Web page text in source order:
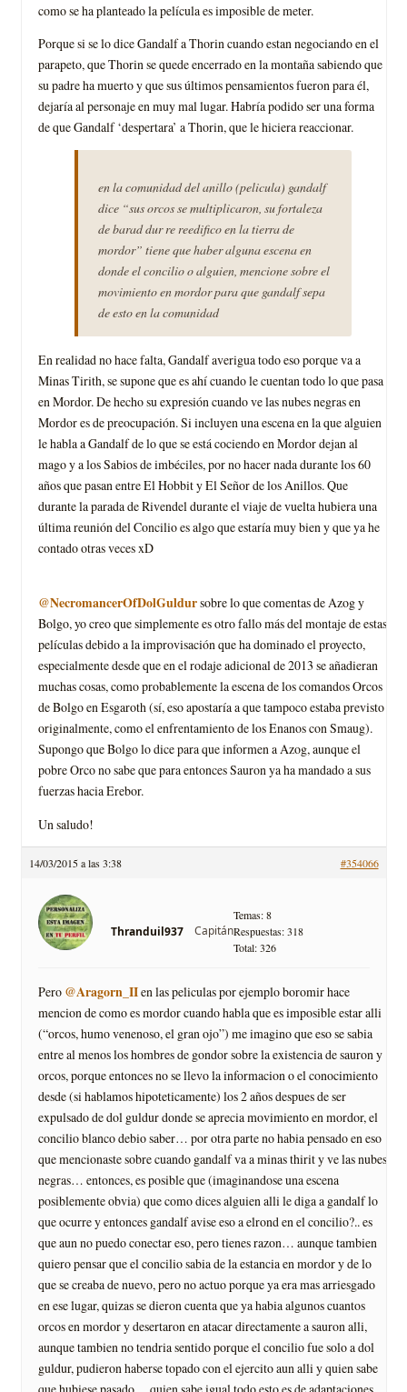
como se ha planteado la película es imposible de meter.
Porque si se lo dice Gandalf a Thorin cuando estan negociando en el
parapeto, que Thorin se quede encerrado en la montaña sabiendo que
su padre ha muerto y que sus últimos pensamientos fueron para él,
dejaría al personaje en muy mal lugar. Habría podido ser una forma
de que Gandalf ‘despertara’ a Thorin, que le hiciera reaccionar.
en la comunidad del anillo (pelicula) gandalf
dice “sus orcos se multiplicaron, su fortaleza
de barad dur re reedifico en la tierra de
mordor” tiene que haber alguna escena en
donde el concilio o alguien, mencione sobre el
movimiento en mordor para que gandalf sepa
de esto en la comunidad
En realidad no hace falta, Gandalf averigua todo eso porque va a
Minas Tirith, se supone que es ahí cuando le cuentan todo lo que pasa
en Mordor. De hecho su expresión cuando ve las nubes negras en
Mordor es de preocupación. Si incluyen una escena en la que alguien
le habla a Gandalf de lo que se está cociendo en Mordor dejan al
mago y a los Sabios de imbéciles, por no hacer nada durante los 60
años que pasan entre El Hobbit y El Señor de los Anillos. Que
durante la parada de Rivendel durante el viaje de vuelta hubiera una
última reunión del Concilio es algo que estaría muy bien y que ya he
contado otras veces xD
@NecromancerOfDolGuldursobre lo que comentas de Azog y
Bolgo, yo creo que simplemente es otro fallo más del montaje de estas
películas debido a la improvisación que ha dominado el proyecto,
especialmente desde que en el rodaje adicional de 2013 se añadieran
muchas cosas, como probablemente la escena de los comandos Orcos
de Bolgo en Esgaroth (sí, eso apostaría a que tampoco estaba previsto
originalmente, como el enfrentamiento de los Enanos con Smaug).
Supongo que Bolgo lo dice para que informen a Azog, aunque el
pobre Orco no sabe que para entonces Sauron ya ha mandado a sus
fuerzas hacia Erebor.
Un saludo!
14/03/2015 a las 3:38 #354066
Thranduil937 Capitán
Temas: 8
Respuestas: 318
Total: 326
Pero @Aragorn_IIen las peliculas por ejemplo boromir hace
mencion de como es mordor cuando habla que es imposible estar alli
(“orcos, humo venenoso, el gran ojo”) me imagino que eso se sabia
entre al menos los hombres de gondor sobre la existencia de sauron y
orcos, porque entonces no se llevo la informacion o el conocimiento
desde (si hablamos hipoteticamente) los 2 años despues de ser
expulsado de dol guldur donde se aprecia movimiento en mordor, el
concilio blanco debio saber… por otra parte no habia pensado en eso
que mencionaste sobre cuando gandalf va a minas thirit y ve las nubes
negras… entonces, es posible que (imaginandose una escena
posiblemente obvia) que como dices alguien alli le diga a gandalf lo
que ocurre y entonces gandalf avise eso a elrond en el concilio?.. es
que aun no puedo conectar eso, pero tienes razon… aunque tambien
quiero pensar que el concilio sabia de la estancia en mordor y de lo
que se creaba de nuevo, pero no actuo porque ya era mas arriesgado
en ese lugar, quizas se dieron cuenta que ya habia algunos cuantos
orcos en mordor y desertaron en atacar directamente a sauron alli,
aunque tambien no tendria sentido porque el concilio fue solo a dol
guldur, pudieron haberse topado con el ejercito aun alli y quien sabe